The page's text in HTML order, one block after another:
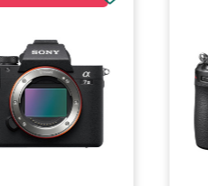
couleurs, Filtres artistiques